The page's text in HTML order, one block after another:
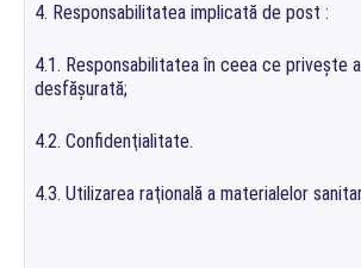
4. Responsabilitatea implicată de post :
4.1. Responsabilitatea în ceea ce priveşte
desfăşurată;
4.2. Confidenţialitate.
4.3. Utilizarea raţională a materialelor